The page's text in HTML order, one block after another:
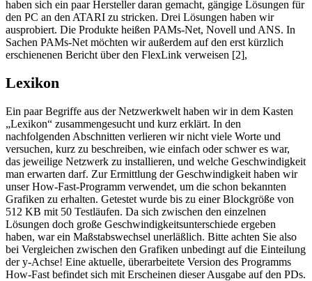
haben sich ein paar Hersteller daran gemacht, gängige Lösungen für
den PC an den ATARI zu stricken. Drei Lösungen haben wir
ausprobiert. Die Produkte heißen PAMs-Net, Novell und ANS. In
Sachen PAMs-Net möchten wir außerdem auf den erst kürzlich
erschienenen Bericht über den FlexLink verweisen [2],
Lexikon
Ein paar Begriffe aus der Netzwerkwelt haben wir in dem Kasten
„Lexikon“ zusammengesucht und kurz erklärt. In den
nachfolgenden Abschnitten verlieren wir nicht viele Worte und
versuchen, kurz zu beschreiben, wie einfach oder schwer es war,
das jeweilige Netzwerk zu installieren, und welche Geschwindigkeit
man erwarten darf. Zur Ermittlung der Geschwindigkeit haben wir
unser How-Fast-Programm verwendet, um die schon bekannten
Grafiken zu erhalten. Getestet wurde bis zu einer Blockgröße von
512 KB mit 50 Testläufen. Da sich zwischen den einzelnen
Lösungen doch große Geschwindigkeitsunterschiede ergeben
haben, war ein Maßstabswechsel unerläßlich. Bitte achten Sie also
bei Vergleichen zwischen den Grafiken unbedingt auf die Einteilung
der y-Achse! Eine aktuelle, überarbeitete Version des Programms
How-Fast befindet sich mit Erscheinen dieser Ausgabe auf den PDs.